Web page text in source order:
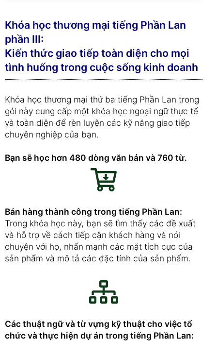
Khóa học thương mại tiếng Phần Lan
phần III:
Kiến thức giao tiếp toàn diện cho mọi
tình huống trong cuộc sống kinh doanh
Khóa học thương mại thứ ba tiếng Phần Lan trong
gói này cung cấp một khóa học ngoại ngữ thực tế
và toàn diện để rèn luyện các kỹ năng giao tiếp
chuyên nghiệp của bạn.
Bạn sẽ học hơn 480 dòng văn bản và 760 từ.
Bán hàng thành công trong tiếng Phần Lan:
Trong khóa học này, bạn sẽ tìm thấy các đề xuất
và hỗ trợ về cách tiếp cận khách hàng và nói
chuyện với họ, nhấn mạnh các mặt tích cực của
sản phẩm và mô tả các đặc tính của sản phẩm.
Các thuật ngữ và từ vựng kỹ thuật cho việc tổ
chức và thực hiện dự án trong tiếng Phần Lan: